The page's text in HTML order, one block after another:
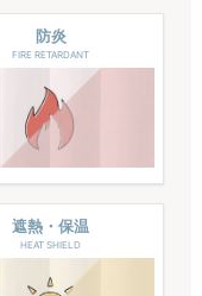
防炎
FIRE RETARDANT
遮熱・保温
HEAT SHIELD